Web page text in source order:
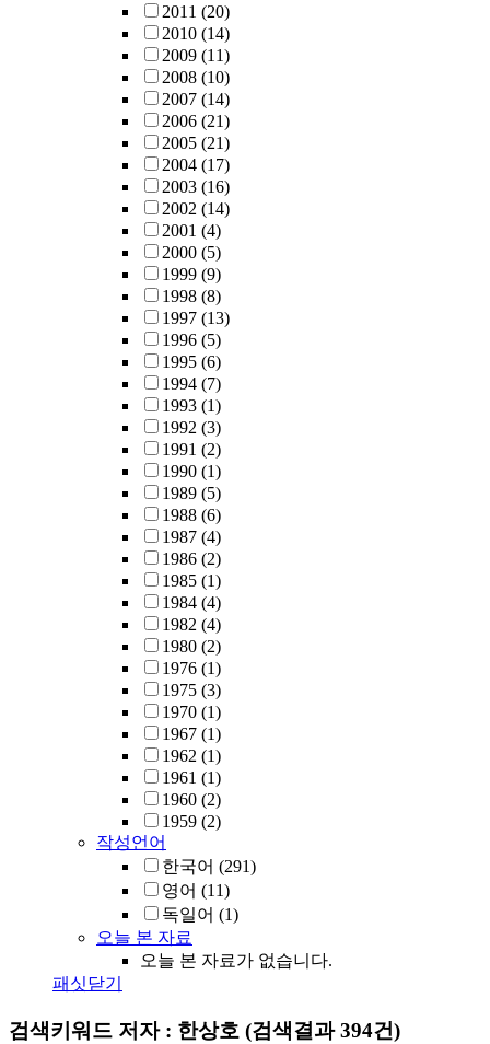
2011 (20)
2010 (14)
2009 (11)
2008 (10)
2007 (14)
2006 (21)
2005 (21)
2004 (17)
2003 (16)
2002 (14)
2001 (4)
2000 (5)
1999 (9)
1998 (8)
1997 (13)
1996 (5)
1995 (6)
1994 (7)
1993 (1)
1992 (3)
1991 (2)
1990 (1)
1989 (5)
1988 (6)
1987 (4)
1986 (2)
1985 (1)
1984 (4)
1982 (4)
1980 (2)
1976 (1)
1975 (3)
1970 (1)
1967 (1)
1962 (1)
1961 (1)
1960 (2)
1959 (2)
작성언어
한국어 (291)
영어 (11)
독일어 (1)
오늘 본 자료
오늘 본 자료가 없습니다.
패싯닫기
검색키워드 저자 : 한상호 (검색결과 394건)